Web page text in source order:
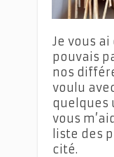
Je vous
pouvais
nos
voulu
quelques
vous
liste des
cité.